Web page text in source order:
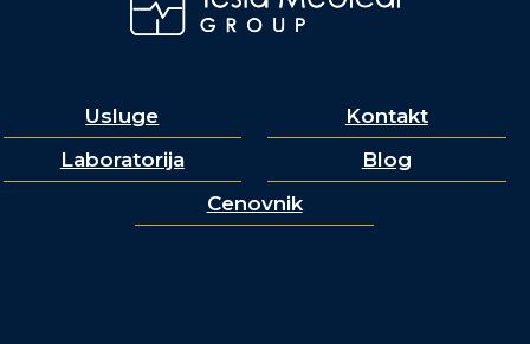
Usluge
Kontakt
Laboratorija
Blog
Cenovnik